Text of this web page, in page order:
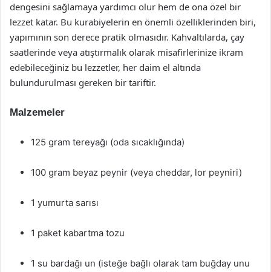
dengesini sağlamaya yardımcı olur hem de ona özel bir
lezzet katar. Bu kurabiyelerin en önemli özelliklerinden biri,
yapımının son derece pratik olmasıdır. Kahvaltılarda, çay
saatlerinde veya atıştırmalık olarak misafirlerinize ikram
edebileceğiniz bu lezzetler, her daim el altında
bulundurulması gereken bir tariftir.
Malzemeler
125 gram tereyağı (oda sıcaklığında)
100 gram beyaz peynir (veya cheddar, lor peyniri)
1 yumurta sarısı
1 paket kabartma tozu
1 su bardağı un (isteğe bağlı olarak tam buğday unu